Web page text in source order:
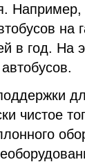
в год. На
чистое